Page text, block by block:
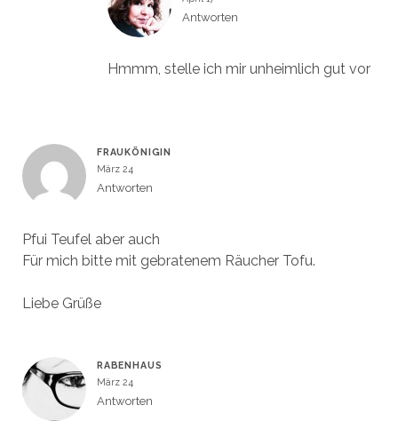
Antworten
Hmmm, stelle ich mir unheimlich gut vor
FRAUKÖNIGIN
März 24
Antworten
Pfui Teufel aber auch
Für mich bitte mit gebratenem Räucher Tofu.
Liebe Grüße
RABENHAUS
März 24
Antworten